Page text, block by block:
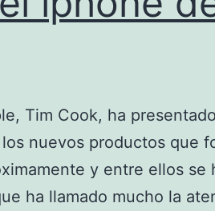
Tim Cook, ha
nuevos productos que
y entre ellos se
ha llamado mucho la